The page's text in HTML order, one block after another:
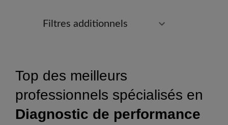
Filtres additionnels
Top des meilleurs
professionnels spécialisés en
Diagnostic de performance